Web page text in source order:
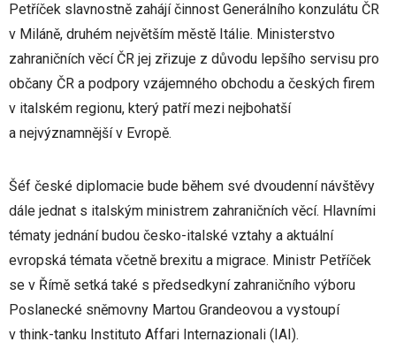
Petříček slavnostně zahájí činnost Generálního konzulátu ČR
v Miláně, druhém největším městě Itálie. Ministerstvo
zahraničních věcí ČR jej zřizuje z důvodu lepšího servisu pro
občany ČR a podpory vzájemného obchodu a českých firem
v italském regionu, který patří mezi nejbohatší
a nejvýznamnější v Evropě.
Šéf české diplomacie bude během své dvoudenní návštěvy
dále jednat s italským ministrem zahraničních věcí. Hlavními
tématy jednání budou česko-italské vztahy a aktuální
evropská témata včetně brexitu a migrace. Ministr Petříček
se v Římě setká také s předsedkyní zahraničního výboru
Poslanecké sněmovny Martou Grandeovou a vystoupí
v think-tanku Instituto Affari Internazionali (IAI).